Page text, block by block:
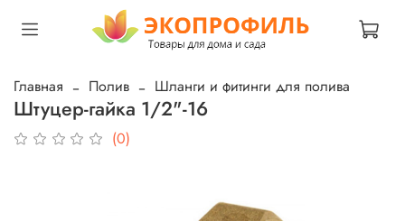
Главная Полив Шланги и фитинги для полива
Штуцер-гайка 1/2"-16
(0)